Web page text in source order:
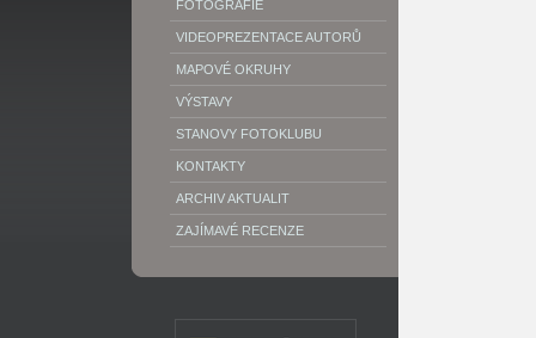
FOTOGRAFIE
VIDEOPREZENTACE AUTORŮ
MAPOVÉ OKRUHY
VÝSTAVY
STANOVY FOTOKLUBU
KONTAKTY
ARCHIV AKTUALIT
ZAJÍMAVÉ RECENZE